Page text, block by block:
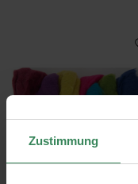
Zustimmung
Schafwolle Mix